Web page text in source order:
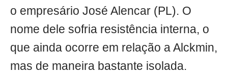
o empresário José Alencar (PL). O
nome dele sofria resistência interna, o
que ainda ocorre em relação a Alckmin,
mas de maneira bastante isolada.